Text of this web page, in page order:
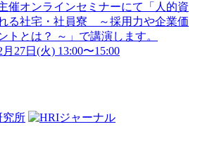
催オンラインセミナーにて「人的資
る社宅・社員寮 ～採用力や企業価
トとは？ ～」で講演します。
27日(火) 13:00〜15:00